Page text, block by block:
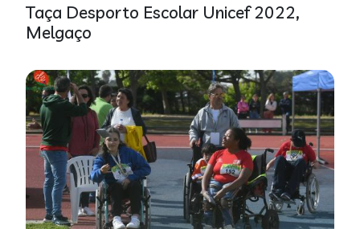
Taça Desporto Escolar Unicef 2022,
Melgaço
Galeria